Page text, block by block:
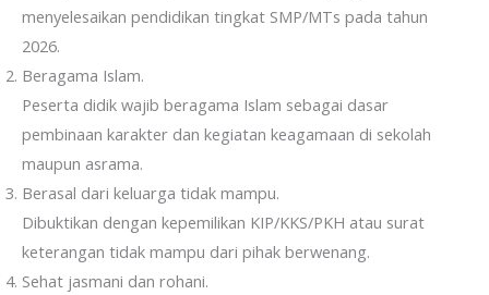
menyelesaikan pendidikan tingkat SMP/MTs pada tahun
2026.
Beragama Islam.
Peserta didik wajib beragama Islam sebagai dasar
pembinaan karakter dan kegiatan keagamaan di sekolah
maupun asrama.
Berasal dari keluarga tidak mampu.
Dibuktikan dengan kepemilikan KIP/KKS/PKH atau surat
keterangan tidak mampu dari pihak berwenang.
Sehat jasmani dan rohani.